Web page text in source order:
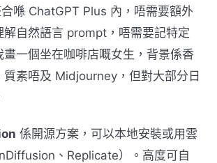
喺 ChatGPT Plus 內，唔需要額外
解自然語言 prompt，唔需要記特定
一個坐在咖啡店嘅女生，背景係香
質素唔及 Midjourney，但對大部分日
係開源方案，可以本地安裝或用雲
、Replicate）。高度可自